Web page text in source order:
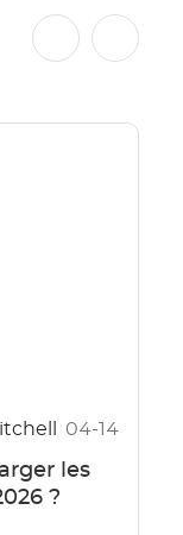
04-14
les
?